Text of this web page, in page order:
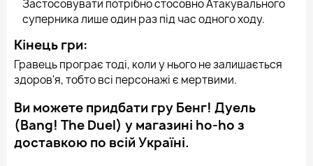
Застосовувати потрібно стосовно Атакувального
суперника лише один раз під час одного ходу.
Кінець гри:
Гравець програє тоді, коли у нього не залишається
здоров'я, тобто всі персонажі є мертвими.
Ви можете придбати гру Бенг! Дуель
(Bang! The Duel) у магазині ho-ho з
доставкою по всій Україні.